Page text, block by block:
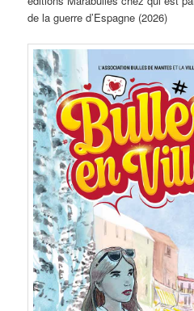
de la guerre d’Espagne (2026)